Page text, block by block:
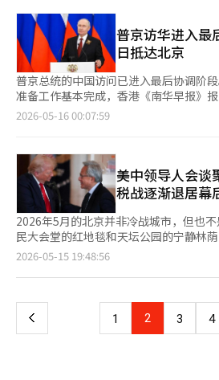
了欧洲和美国。而现在，方向再次发生了
国家是中国。全球最高水平的半导体内
和机器人技术强国是日本。最终，全球
半导体的核心轴心再次汇聚到东北亚三
的，而是循环的。工业革命后向西方转
了东方。然而，现实绝非简单。美国仍
融国家。中国掌握着制造业、供应链和
化，但仍是拥有核武器和资源的军事强国
工智能、电池、造船、核电和文化产业
印度、巴西、沙特阿拉伯、阿联酋、土耳
供应链、军工、能源和文化合作。尤其
口国，巴西是资源和粮食强国。土耳其是
地缘政治门户。沙特阿拉伯和阿联酋在
济和核电领域推动新的产业转型。世界
多极体制转变，而东北亚正处于这一中心
场景，那就是习近平主席可能访朝。乌
的关系迅速加深，军事合作、武器交易
日程。然而，中国绝不会放任朝鲜与俄
势，但长期来看，也容易让周边国家对中
与疲惫感。 通过改变接待规格来“压制对方气场”，或许可以成
为一种外交战术，但终究难以成为真正
正成熟的大国外交，并不在于机场舷梯
展现出稳定、可预期且具有包容性的国际秩序观。
的“大国风范”，不应建立在刻意区
级秩序之上，而应建立在一种能够让周
度信任之上，也许这正是当代中国外交最
中国文化的新软实力。中国正在摆脱“
强国发展。泡泡玛特以拉布布为先锋，
等国家的年轻人，成为全球玩具产业趋
特近一半的收入已来自海外。 中国外交部发言人提到：“越来越
多的外国人开始理解中国，并获得情感
的受欢迎程度。香港《南华早报》分析
点，正如美国的迪士尼和漫威、日本的口
玩也在首尔成树洞开设了旗舰店，寻求进
乏全球影响力的本土艺术玩具IP的韩国
玩具企业。※ 本报道经人工智能（AI）
需市场与美国对抗。 下一个阶段的老虎
本在半导体材料、设备、精密机械和机
尖竞争力。韩国在内存半导体、人工智
数字文化产业中占据独特地位。尤其是
台积电为核心的东亚半导体产业带，实际
战略资产。 相对而言，俄罗斯和欧盟在
然存在，但在未来产业和人工智能平台
地说，它们正在变成“纸老虎”。表面上
核问题、全球供应链和人工智能霸权竞
球秩序正在向以G2为中心的体制重组。
体制不同，这次是经济、技术、人工智
合的新型G2秩序。 在这样的时代，韩国
冲突之中。虽然历史问题绝非轻松，殖
须铭记和反思。但同时，在21世纪巨大
战略合作也是必要的。 尤其是人工智能
个“以精神为中心的人工智能（
代。 在这一点上，韩国和日本可以形成
力、数字转型能力、内容和半导体竞争
交’也得以延续。菜单在保留传统中国菜
了特朗普总统的口味和西方饮食习惯。 当天的晚宴中，包含了中
国代表性菜肴之一的‘北京烤鸭’。这道
色，外皮酥脆，内里柔嫩，常出现在外
此外，还准备了广东风味的龙虾汤（黄
芥末酱的低温烹饪三文鱼等菜品。中式
大利甜点提拉米苏也一同上桌。 通过将中式烹饪技法与西方风味
相结合，形成了东西方口味的自然融合，
怀，混合了美国歌曲和中国歌曲，尤其是
常用的歌曲‘YMCA’也在其中，被解读
准备的特别安排。 中国的这种‘食桌外交’在今年初李在明总统
访华时也引起了关注。当时，习近平主
推出了北京风味的炸酱面，并邀请李总统
不同，借此自然引导双方进行交流，营造了
交流活跃的法国的外交中，更强调精致
国总统埃马纽埃尔·马克龙访华时，习近
有中国代表性白酒（高粱酒）茅台和俄
京总统上任以来，两位领导人之间的友
系。预计在即将于19日至20日对中国进
访华代表团。英伟达的詹森·黄、特斯
蒂姆·库克，以及黑石、高盛、
Visa、万事达卡和波音等代表美国资本主
以“技术霸权代表团”的形式汇聚在北京
会议截然不同。过去美苏首脑会议的核
如今美中首脑会议的核心则是人工智能
应链和高端制造业。世界霸权的关键已
舰”转变为“谁掌握更强大的人工智能生
是对中国的警告，也是谈判的信号。美国
产业的核心软件和设计能力。OpenAI、
软和苹果等公司在人工智能算法、云计
保持着全球最强的影响力。尤其是英伟
代的“石油”。 因此，詹森·黄随行北京
为台湾裔美国人，詹森·黄正站在人工
人工智能训练用半导体市场的绝对强者，
域的优势。然而，英伟达若没有中国市场
战，因为中国是全球最大的制造业国家
在我们手中，但市场和制造生态仍然依
力与谈判的双重策略。更有趣的是，此
参与了部分首脑会议。 这极为罕见。首
普京访华进入最
日抵达北京
普京总统的中国访问已进入最后协调阶
准备工作基本完成，香港《南华早报》
20日以一天的行程访问北京。特朗普总
公布访问日期。”他指出：“访问正在准
只剩下最后的工作。很快就会实现。” 克里姆林宫尚未公布具体
的访问日期，但《南华早报》援引多位
划下周以一天的行程访问北京，预计访问日
华备受关注，因为它是在特朗普总统访
于13日至15日访问中国，与中国国家主
朗战争、台湾问题等议题。塔斯社此前
普访华后前往北京。” 如果普京总统的访华成行，乌克兰战争、
中东局势、能源与贸易合作问题将成为
管理与美国关系的同时，保持与俄罗斯
道经人工智能（AI）系统翻译与编辑。
2026-05-16 00:07:59
美中领导人会谈
税战逐渐退居幕
2026年5月的北京并非冷战城市，但也
民大会堂的红地毯和天坛公园的宁静林
围绕的巨大紧张与克制同时流淌着。 美
谈的真正核心并非关税，而是AI与半导
华行程中，尤其引人注目的是英伟达首
朗普总统在结束阿拉斯加行程后，几乎
2026-05-15 19:48:56
上
页
1 2 3 4